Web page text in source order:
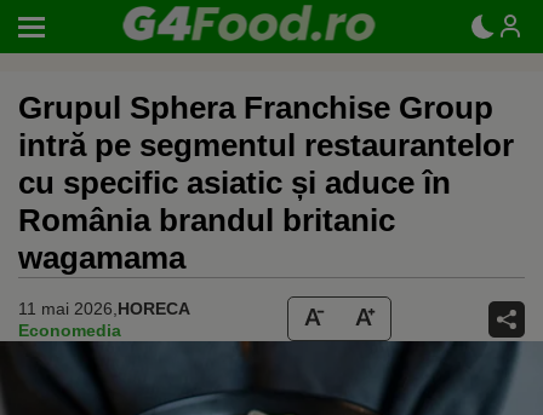
Grupul Sphera Franchise Group
intră pe segmentul restaurantelor
cu specific asiatic și aduce în
România brandul britanic
wagamama
11 mai 2026, HORECA
Economedia